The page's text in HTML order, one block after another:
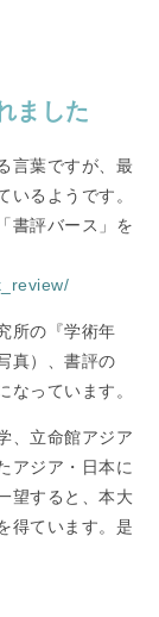
ました
言葉ですが、最
るようです。
書評バース」を
所の『学術年
真）、書評の
なっています。
、立命館アジア
アジア・日本に
望すると、本大
得ています。是